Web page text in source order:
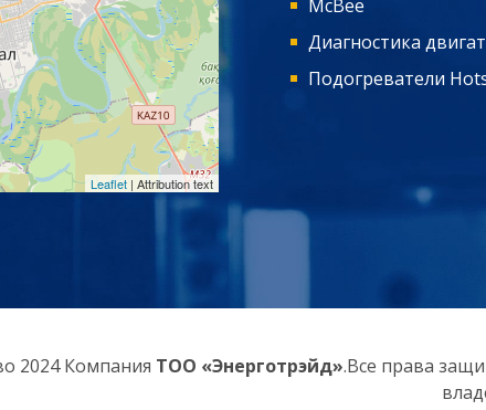
Leaflet | Attribution text
McBee
Диагностика
Подогреватели
2024 Компания ТОО «Энерготрэйд».Все права